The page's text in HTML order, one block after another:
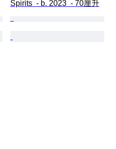
Spirits  - b. 2023  - 70厘升